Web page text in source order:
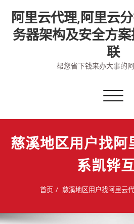
content
阿里云代理,阿里云
务器架构及安全方
联
帮您省下钱来办大事的
切
导
慈溪地区用户找阿
系凯铧
首页 慈溪地区用户找阿里云